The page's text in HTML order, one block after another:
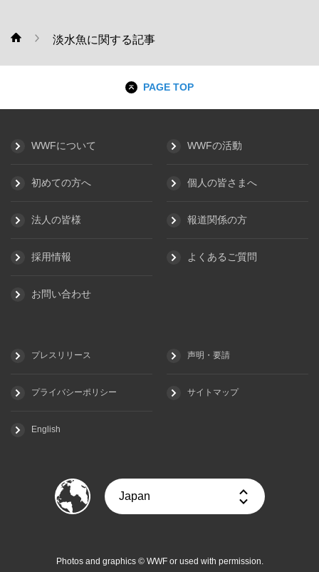
WWF 淡水魚に関する記事
PAGE TOP
WWFについて WWFの活動
初めての方へ 個人の皆さまへ
法人の皆様 報道関係の方
採用情報 よくあるご質問
お問い合わせ
プレスリリース 声明・要請
プライバシーポリシー サイトマップ
English
Photos and graphics © WWF or used with permission.